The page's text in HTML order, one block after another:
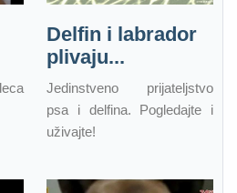
Delfin i labrador
plivaju...
Jedinstveno prijateljstvo
psa i delfina. Pogledajte i
uživajte!